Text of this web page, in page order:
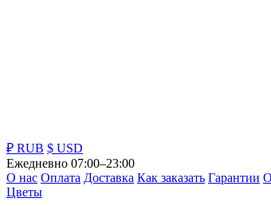
₽ RUB $ USD
Ежедневно 07:00–23:00
О нас Оплата Доставка Как заказать Гарантии
Цветы